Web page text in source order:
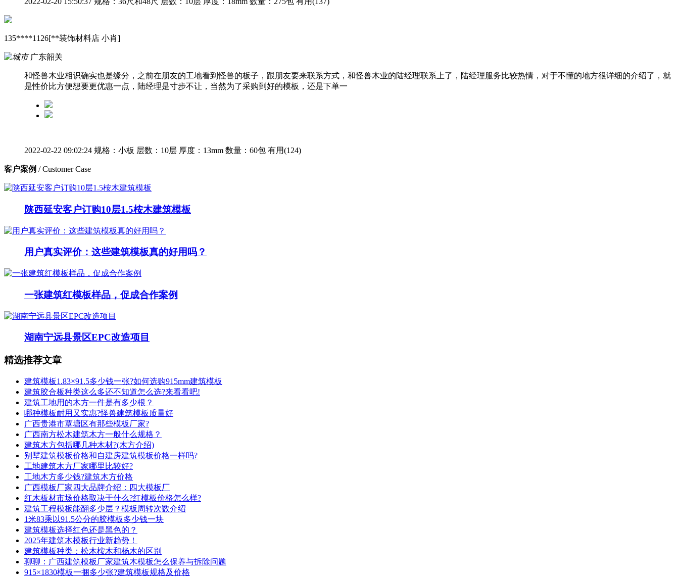
135****1126[**装饰材料店 小肖]
广东韶关
和怪兽木业相识确实也是缘分，之前在朋友的工地看到怪兽的板子，跟朋友要来联系方式，和怪兽木业的陆经理联系上了，陆经理服务比较热情，对于不懂的地方很详细的介绍了，就
是性价比方便想要更优惠一点，陆经理是寸步不让，当然为了采购到好的模板，还是下单一
2022-02-22 09:02:24 规格：小板 层数：10层 厚度：13mm 数量：60包 有用(124)
客户案例 / Customer Case
陕西延安客户订购10层1.5桉木建筑模板
用户真实评价：这些建筑模板真的好用吗？
一张建筑红模板样品，促成合作案例
湖南宁远县景区EPC改造项目
精选推荐文章
建筑模板1.83×91.5多少钱一张?如何选购915mm建筑模板
建筑胶合板种类这么多还不知道怎么选?来看看吧!
建筑工地用的木方一件是有多少根？
哪种模板耐用又实惠?怪兽建筑模板质量好
广西贵港市覃塘区有那些模板厂家?
广西南方松木建筑木方一般什么规格？
建筑木方包括哪几种木材?(木方介绍)
别墅建筑模板价格和自建房建筑模板价格一样吗?
工地建筑木方厂家哪里比较好?
工地木方多少钱?建筑木方价格
广西模板厂家四大品牌介绍：四大模板厂
红木板材市场价格取决于什么?红模板价格怎么样?
建筑工程模板能翻多少层？模板周转次数介绍
1米83乘以91.5公分的胶模板多少钱一块
建筑模板选择红色还是黑色的？
2025年建筑木模板行业新趋势！
建筑模板种类：松木桉木和杨木的区别
聊聊：广西建筑模板厂家建筑木模板怎么保养与拆除问题
915×1830模板一捆多少张?建筑模板规格及价格